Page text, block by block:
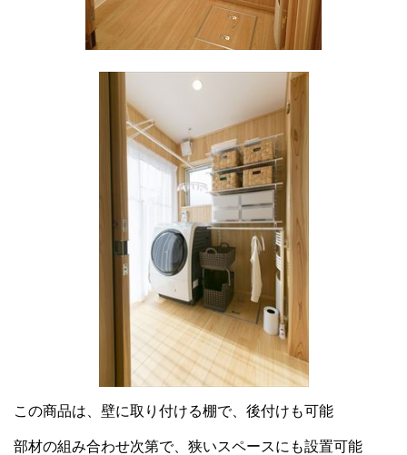
この商品は、壁に取り付ける棚で、後付けも可能
部材の組み合わせ次第で、狭いスペースにも設置可能